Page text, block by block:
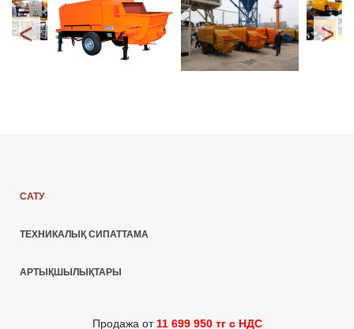
САТУ
ТЕХНИКАЛЫҚ СИПАТТАМА
АРТЫҚШЫЛЫҚТАРЫ
Продажа от 11 699 950тг с НДС